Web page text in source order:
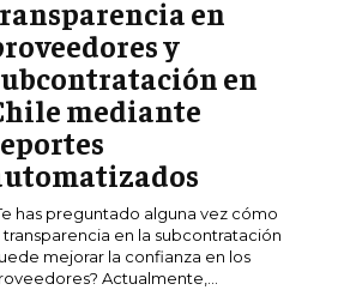
EMPRESARIAL
EMPRESARIAL
INTERNACIONALES
INTERNACIONAL
GLOBAL
en
y
en
mediante
has preguntado alguna vez cómo
transparencia en la subcontratación
mejorar la confianza en los
Actualmente,...